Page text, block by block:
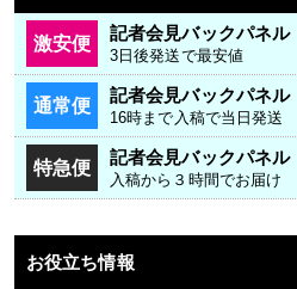
激安便 記者会見バックパネル
3日後発送で最安値
通常便 記者会見バックパネル
16時まで入稿で当日発送
特急便 記者会見バックパネル
入稿から３時間でお届け
お役立ち情報